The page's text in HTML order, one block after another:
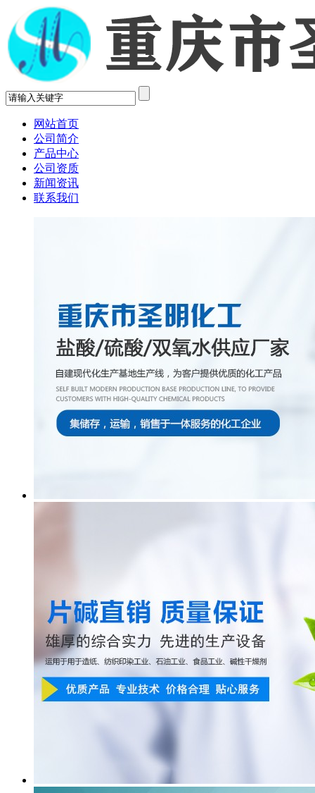
网站首页
公司简介
产品中心
公司资质
新闻资讯
联系我们